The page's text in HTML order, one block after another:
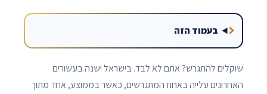
בעמוד הזה
שוקלים להתגרש? אתם לא לבד. בישראל ישנה בעשורים
האחרונים עלייה באחוז המתגרשים, כאשר בממוצע, אחד מתוך